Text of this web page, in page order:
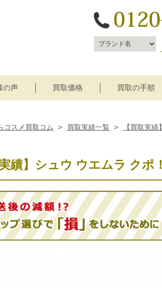
の声 買取価格
買取の手順
コスメ買取コム > 買取実績一覧 >
【買取実
実績】シュウ ウエムラ クポ